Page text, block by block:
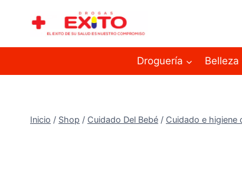
Droguería Belleza
Inicio / Shop / Cuidado Del Bebé / Cuidado e higiene